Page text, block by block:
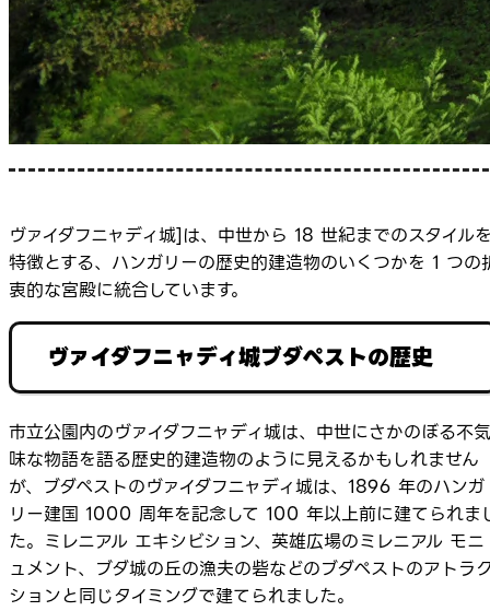
ヴァイダフニャディ城]は、中世から 18 世紀までのスタイル
特徴とする、ハンガリーの歴史的建造物のいくつかを 1 つの
衷的な宮殿に統合しています。
ヴァイダフニャディ城ブダペストの歴史
市立公園内のヴァイダフニャディ城は、中世にさかのぼる不気
味な物語を語る歴史的建造物のように見えるかもしれません
が、ブダペストのヴァイダフニャディ城は、1896 年のハンガ
リー建国 1000 周年を記念して 100 年以上前に建てられま
た。ミレニアル エキシビション、英雄広場のミレニアル モニ
ュメント、ブダ城の丘の漁夫の砦などのブダペストのアトラ
ションと同じタイミングで建てられました。